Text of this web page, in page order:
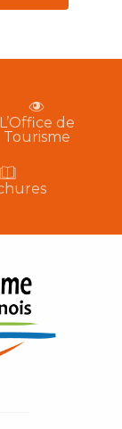
L’Office de
Tourisme